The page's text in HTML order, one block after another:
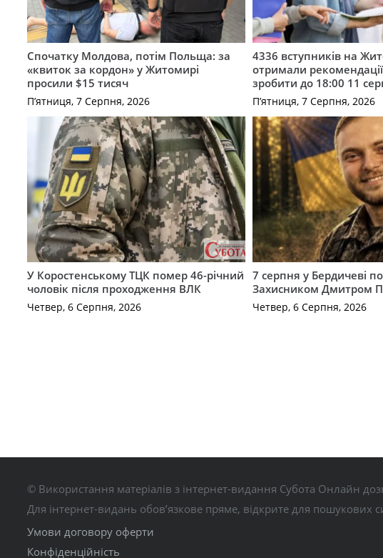
Спочатку Молдова, потім Польща: за
«квиток за кордон» у Житомирі
просили $15 тисяч
П’ятниця, 7 Серпня, 2026
4336 вступників на
отримали
зробити до 18:00 11
П’ятниця, 7 Серпня, 2026
У Коростенському ТЦК помер 46-річний
чоловік після проходження ВЛК
Четвер, 6 Серпня, 2026
7 серпня у Бердичеві
Захисником Дмитром
Четвер, 6 Серпня, 2026
© Використання матеріалів з інтернет-видання Субота Онлайн
Для інтернет-видань обов’язкове пряме, відкрите для пошукових
Умови договору оферти
Конфіденційність